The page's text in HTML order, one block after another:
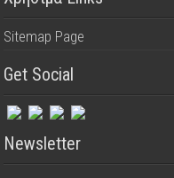
Sitemap Page
Get Social
Newsletter